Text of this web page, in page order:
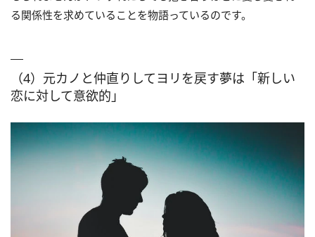
る関係性を求めていることを物語っているのです。
（4）元カノと仲直りしてヨリを戻す夢は「新しい
恋に対して意欲的」